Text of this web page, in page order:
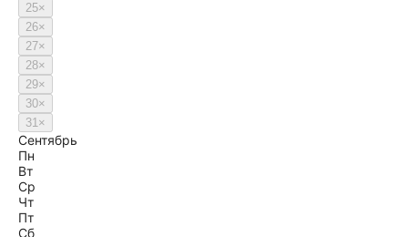
25×
26×
27×
28×
29×
30×
31×
Сентябрь
Пн
Вт
Ср
Чт
Пт
Сб